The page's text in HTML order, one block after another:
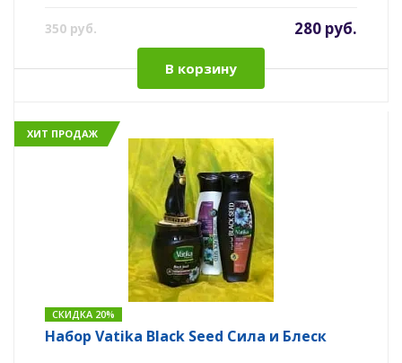
350 руб. 280 руб.
В корзину
ХИТ ПРОДАЖ
СКИДКА 20%
Набор Vatika Black Seed Сила и Блеск